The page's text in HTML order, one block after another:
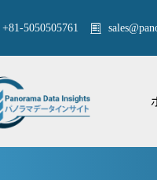
+81-5050505761